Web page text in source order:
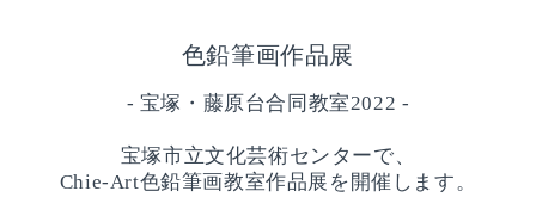
色鉛筆画作品展
- 宝塚・藤原台合同教室2022 -
宝塚市立文化芸術センターで、
Chie-Art色鉛筆画教室作品展を開催します。